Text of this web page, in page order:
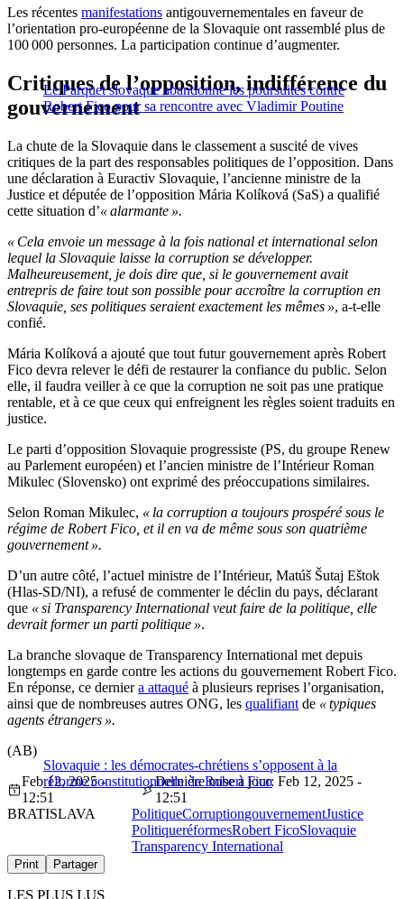
Les récentes manifestations antigouvernementales en faveur de
l’orientation pro-européenne de la Slovaquie ont rassemblé plus de
100 000 personnes. La participation continue d’augmenter.
Le Parquet slovaque abandonne les poursuites contre
Robert Fico pour sa rencontre avec Vladimir Poutine
Critiques de l’opposition, indifférence du
gouvernement
La chute de la Slovaquie dans le classement a suscité de vives
critiques de la part des responsables politiques de l’opposition. Dans
une déclaration à Euractiv Slovaquie, l’ancienne ministre de la
Justice et députée de l’opposition Mária Kolíková (SaS) a qualifié
cette situation d’« alarmante ».
« Cela envoie un message à la fois national et international selon
lequel la Slovaquie laisse la corruption se développer.
Malheureusement, je dois dire que, si le gouvernement avait
entrepris de faire tout son possible pour accroître la corruption en
Slovaquie, ses politiques seraient exactement les mêmes », a-t-elle
confié.
Mária Kolíková a ajouté que tout futur gouvernement après Robert
Fico devra relever le défi de restaurer la confiance du public. Selon
elle, il faudra veiller à ce que la corruption ne soit pas une pratique
rentable, et à ce que ceux qui enfreignent les règles soient traduits en
justice.
Le parti d’opposition Slovaquie progressiste (PS, du groupe Renew
au Parlement européen) et l’ancien ministre de l’Intérieur Roman
Mikulec (Slovensko) ont exprimé des préoccupations similaires.
Selon Roman Mikulec, « la corruption a toujours prospéré sous le
régime de Robert Fico, et il en va de même sous son quatrième
gouvernement ».
D’un autre côté, l’actuel ministre de l’Intérieur, Matúš Šutaj Eštok
(Hlas-SD/NI), a refusé de commenter le déclin du pays, déclarant
que « si Transparency International veut faire de la politique, elle
devrait former un parti politique ».
La branche slovaque de Transparency International met depuis
longtemps en garde contre les actions du gouvernement Robert Fico.
En réponse, ce derniera attaqué à plusieurs reprises l’organisation,
ainsi que de nombreuses autres ONG, les qualifiant de « typiques
agents étrangers ».
Slovaquie : les démocrates-chrétiens s’opposent à la
réforme constitutionnelle de Robert Fico
(AB)
Feb 12, 2025 -
12:51
Dernière mise à jour: Feb 12, 2025 -
12:51
BRATISLAVA
PolitiqueCorruptiongouvernementJustice
PolitiqueréformesRobert FicoSlovaquie
Transparency International
Print Partager
LES PLUS LUS